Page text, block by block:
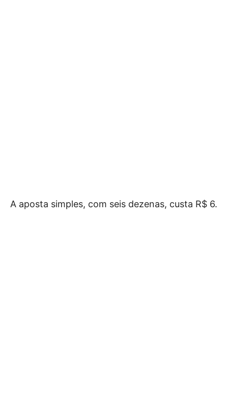
A aposta simples, com seis dezenas, custa R$ 6.